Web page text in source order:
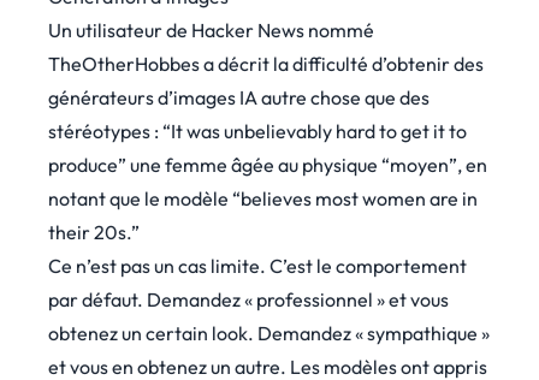
Un utilisateur de Hacker News nommé
TheOtherHobbes adécrit la difficulté d’obtenir des
générateurs d’images IA autre chose que des
stéréotypes : “It was unbelievably hard to get it to
produce” une femme âgée au physique “moyen”, en
notant que le modèle “believes most women are in
their 20s.”
Ce n’est pas un cas limite. C’est le comportement
par défaut. Demandez « professionnel » et vous
obtenez un certain look. Demandez « sympathique »
et vous en obtenez un autre. Les modèles ont appris